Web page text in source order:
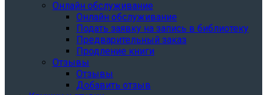
Онлайн обслуживание
Онлайн обслуживание
Подать заявку на запись в библиотеку
Предварительный заказ
Продление книги
Отзывы
Отзывы
Добавить отзыв